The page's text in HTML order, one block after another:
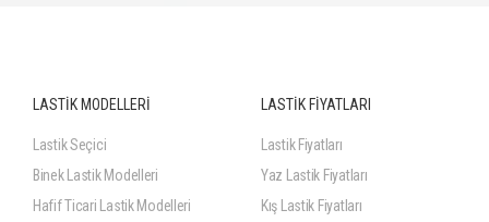
LASTİK MODELLERİ
Lastik Seçici
Binek Lastik Modelleri
Hafif Ticari Lastik Modelleri
LASTİK FİYATLARI
Lastik Fiyatları
Yaz Lastik Fiyatları
Kış Lastik Fiyatları